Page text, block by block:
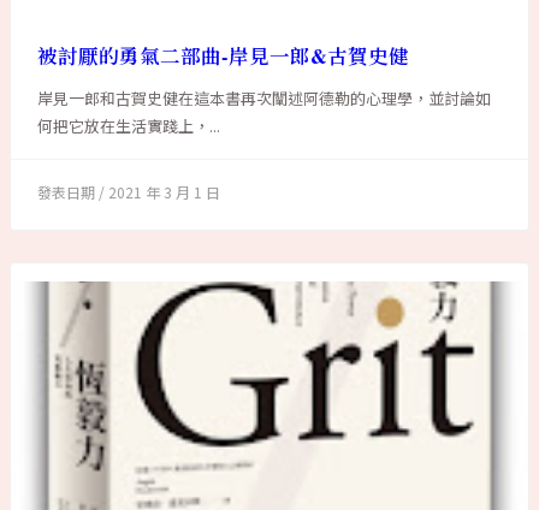
被討厭的勇氣二部曲-岸見一郎&古賀史健
岸見一郎和古賀史健在這本書再次闡述阿德勒的心理學，並討論如
何把它放在生活實踐上，...
2021 年 3 月 1 日